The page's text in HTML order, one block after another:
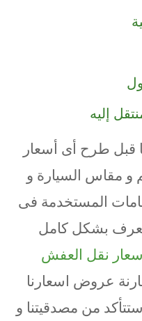
إليه
قبل طرح أى أسعار
و مقاس السيارة و
المستخدمة فى
بشكل كامل
اسعار نقل العفش
عروض اسعارنا
من مصدقيتنا و